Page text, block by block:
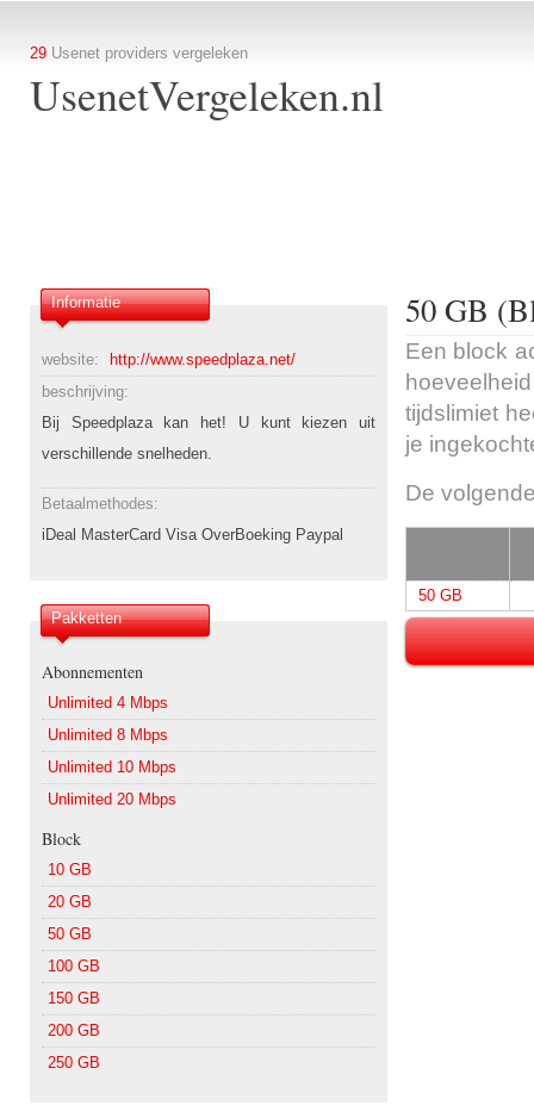
29 Usenet providers vergeleken
UsenetVergeleken.nl
Informatie
website:
http://www.speedplaza.net/
beschrijving:
Bij Speedplaza kan het! U kunt kiezen uit
verschillende snelheden.
Betaalmethodes:
iDeal MasterCard Visa OverBoeking Paypal
Pakketten
Abonnementen
Unlimited 4 Mbps
Unlimited 8 Mbps
Unlimited 10 Mbps
Unlimited 20 Mbps
Block
10 GB
20 GB
50 GB
100 GB
150 GB
200 GB
250 GB
50 GB
Een block
tijdslimiet
je
De
50 GB